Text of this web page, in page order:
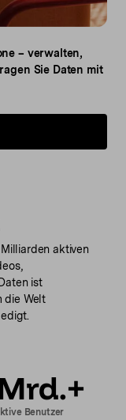
– verwalten,
Sie Daten mit
aktiven
ist
die Welt
Benutzer